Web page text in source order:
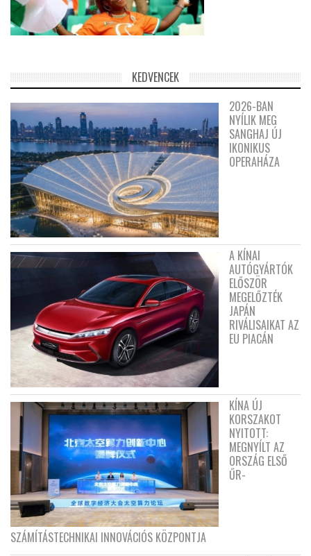
KEDVENCEK
2026-BAN
NYÍLIK MEG
SANGHAJ ÚJ
IKONIKUS
OPERAHÁZA
A KÍNAI
AUTÓGYÁRTÓK
ELŐSZÖR
MEGELŐZTÉK
JAPÁN
RIVÁLISAIKAT AZ
EU PIACÁN
KÍNA ÚJ
KORSZAKOT
NYITOTT:
MEGNYÍLT AZ
ORSZÁG ELSŐ
ŰR-
SZÁMÍTÁSTECHNIKAI INNOVÁCIÓS KÖZPONTJA